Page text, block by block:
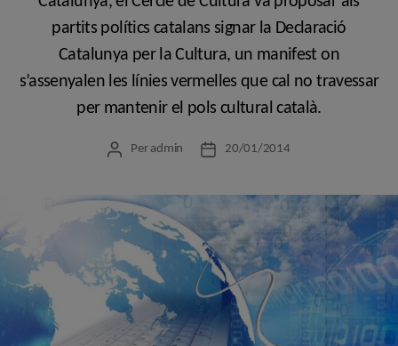
partits polítics catalans signar la Declaració
Catalunya per la Cultura, un manifest on
s’assenyalen les línies vermelles que cal no travessar
per mantenir el pols cultural català.
Autor
Per admin
Data20/01/2014